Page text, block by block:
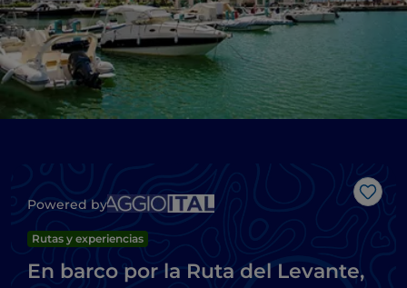
Me
Powered by
Rutas y experiencias
En barco por la Ruta del Levante,